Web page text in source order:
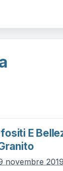
E
novembre 2019